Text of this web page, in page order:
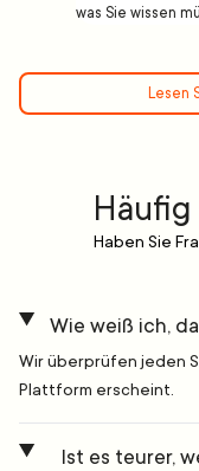
was Sie wissen
Lesen
Haben Sie
Wie weiß ich,
Wir überprüfen jeden
Plattform erscheint.
Ist es teurer,